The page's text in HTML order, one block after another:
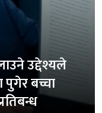
उद्देश्यले
पुगेर बच्चा